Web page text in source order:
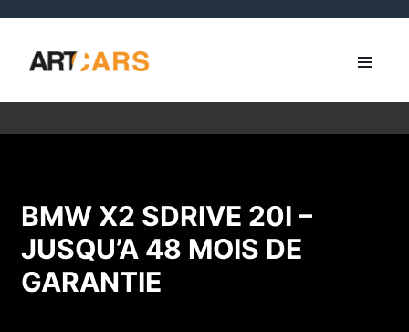
BMW X2 SDRIVE 20I –
JUSQU’A 48 MOIS DE
GARANTIE